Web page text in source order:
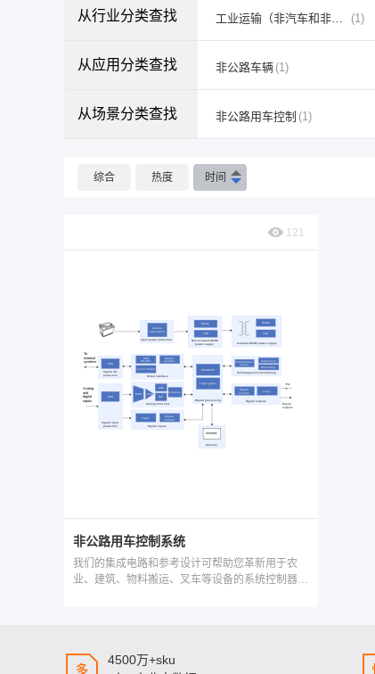
从行业分类查找 工业运输（非汽车和非轻型卡车） (1)
从应用分类查找 非公路车辆 (1)
从场景分类查找 非公路用车控制 (1)
综合 热度 时间
121
非公路用车控制系统
我们的集成电路和参考设计可帮助您革新用于农
业、建筑、物料搬运、叉车等设备的系统控制器/
4500万+sku